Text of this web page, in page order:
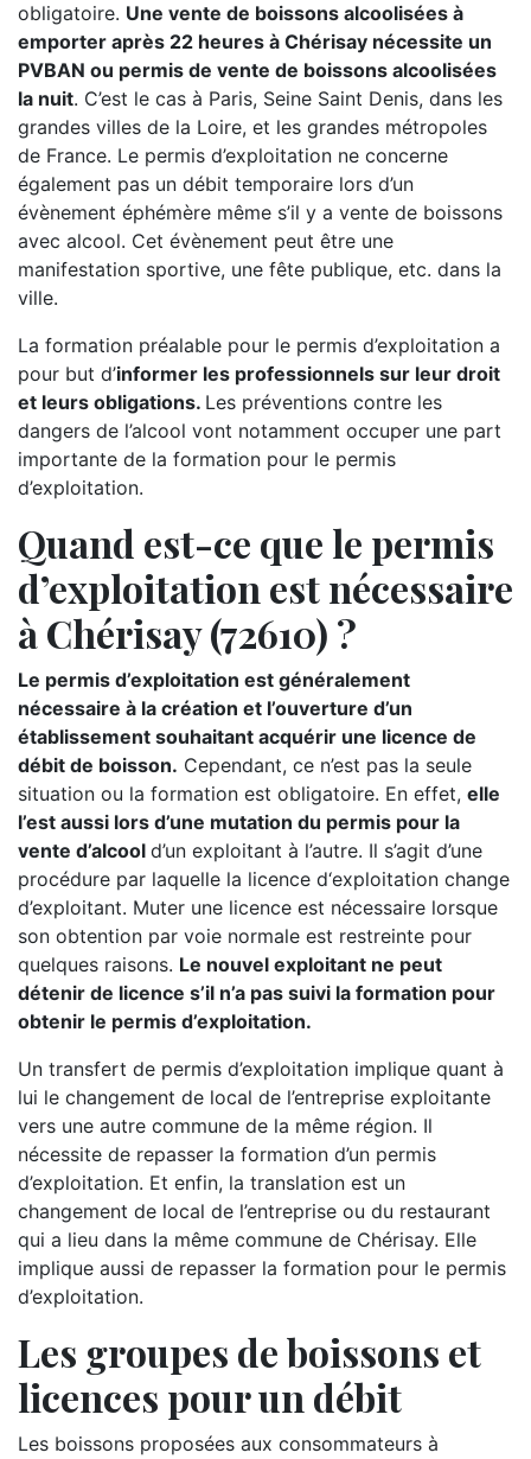
obligatoire. Une vente de boissons alcoolisées à
emporter après 22 heures à Chérisay nécessite un
PVBAN ou permis de vente de boissons alcoolisées
la nuit. C’est le cas à Paris, Seine Saint Denis, dans les
grandes villes de la Loire, et les grandes métropoles
de France. Le permis d’exploitation ne concerne
également pas un débit temporaire lors d’un
évènement éphémère même s’il y a vente de boissons
avec alcool. Cet évènement peut être une
manifestation sportive, une fête publique, etc. dans la
ville.
La formation préalable pour le permis d’exploitation a
pour but d’informer les professionnels sur leur droit
et leurs obligations. Les préventions contre les
dangers de l’alcool vont notamment occuper une part
importante de la formation pour le permis
d’exploitation.
Quand est-ce que le permis
d’exploitation est nécessaire
à Chérisay (72610) ?
Le permis d’exploitation est généralement
nécessaire à la création et l’ouverture d’un
établissement souhaitant acquérir une licence de
débit de boisson. Cependant, ce n’est pas la seule
situation ou la formation est obligatoire. En effet, elle
l’est aussi lors d’une mutation du permis pour la
vente d’alcool d’un exploitant à l’autre. Il s’agit d’une
procédure par laquelle la licence d‘exploitation change
d’exploitant. Muter une licence est nécessaire lorsque
son obtention par voie normale est restreinte pour
quelques raisons. Le nouvel exploitant ne peut
détenir de licence s’il n’a pas suivi la formation pour
obtenir le permis d’exploitation.
Un transfert de permis d’exploitation implique quant à
lui le changement de local de l’entreprise exploitante
vers une autre commune de la même région. Il
nécessite de repasser la formation d’un permis
d’exploitation. Et enfin, la translation est un
changement de local de l’entreprise ou du restaurant
qui a lieu dans la même commune de Chérisay. Elle
implique aussi de repasser la formation pour le permis
d’exploitation.
Les groupes de boissons et
licences pour un débit
Les boissons proposées aux consommateurs à